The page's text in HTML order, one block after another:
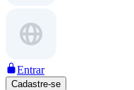
Entrar
Cadastre-se